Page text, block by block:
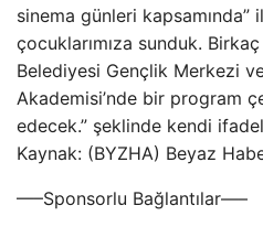
sinema günleri
çocuklarımıza sunduk.
Belediyesi Gençlik Merkezi
Akademisi’nde bir program
edecek.” şeklinde kendi
Kaynak: (BYZHA) Beyaz
—–Sponsorlu Bağlantılar—–